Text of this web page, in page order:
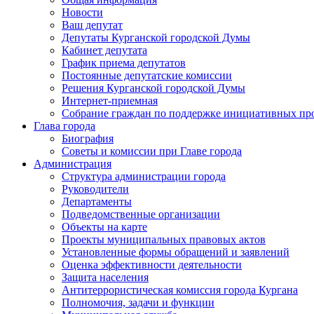
Новости
Ваш депутат
Депутаты Курганской городской Думы
Кабинет депутата
График приема депутатов
Постоянные депутатские комиссии
Решения Курганской городской Думы
Интернет-приемная
Собрание граждан по поддержке инициативных
Глава города
Биография
Советы и комиссии при Главе города
Администрация
Структура администрации города
Руководители
Департаменты
Подведомственные организации
Объекты на карте
Проекты муниципальных правовых актов
Установленные формы обращений и заявлений
Оценка эффективности деятельности
Защита населения
Антитеррористическая комиссия города Кургана
Полномочия, задачи и функции